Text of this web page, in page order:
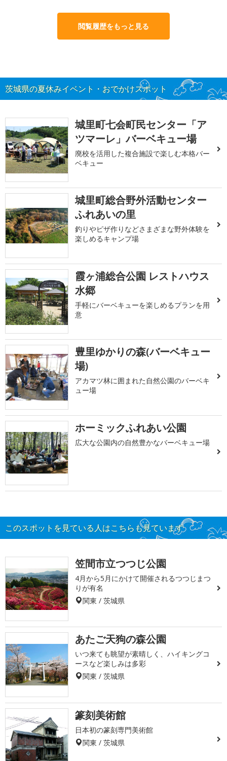
閲覧履歴をもっと見る
茨城県の夏休みイベント・おでかけスポット
城里町七会町民センター「ア
ツマーレ」バーベキュー場
廃校を活用した複合施設で楽しむ本格バー
ベキュー
城里町総合野外活動センター
ふれあいの里
釣りやピザ作りなどさまざまな野外体験を
楽しめるキャンプ場
霞ヶ浦総合公園 レストハウス
水郷
手軽にバーベキューを楽しめるプランを用
意
豊里ゆかりの森(バーベキュー
場)
アカマツ林に囲まれた自然公園のバーベキ
ュー場
ホーミックふれあい公園
広大な公園内の自然豊かなバーベキュー場
このスポットを見ている人はこちらも見ています
笠間市立つつじ公園
4月から5月にかけて開催されるつつじまつ
りが有名
関東 / 茨城県
あたご天狗の森公園
いつ来ても眺望が素晴しく、ハイキングコ
ースなど楽しみは多彩
関東 / 茨城県
篆刻美術館
日本初の篆刻専門美術館
関東 / 茨城県